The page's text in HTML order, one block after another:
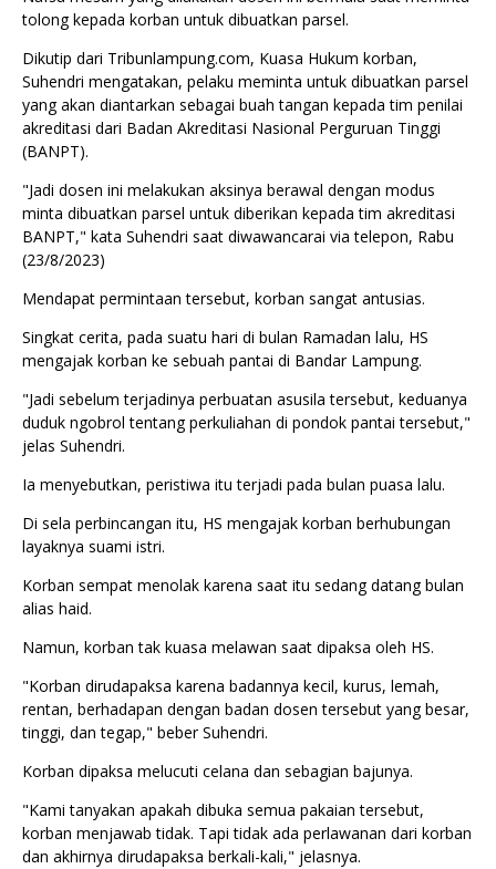
tolong kepada korban untuk dibuatkan parsel.
Dikutip dari Tribunlampung.com, Kuasa Hukum korban,
Suhendri mengatakan, pelaku meminta untuk dibuatkan parsel
yang akan diantarkan sebagai buah tangan kepada tim penilai
akreditasi dari Badan Akreditasi Nasional Perguruan Tinggi
(BANPT).
"Jadi dosen ini melakukan aksinya berawal dengan modus
minta dibuatkan parsel untuk diberikan kepada tim akreditasi
BANPT," kata Suhendri saat diwawancarai via telepon, Rabu
(23/8/2023)
Mendapat permintaan tersebut, korban sangat antusias.
Singkat cerita, pada suatu hari di bulan Ramadan lalu, HS
mengajak korban ke sebuah pantai di Bandar Lampung.
"Jadi sebelum terjadinya perbuatan asusila tersebut, keduanya
duduk ngobrol tentang perkuliahan di pondok pantai tersebut,"
jelas Suhendri.
Ia menyebutkan, peristiwa itu terjadi pada bulan puasa lalu.
Di sela perbincangan itu, HS mengajak korban berhubungan
layaknya suami istri.
Korban sempat menolak karena saat itu sedang datang bulan
alias haid.
Namun, korban tak kuasa melawan saat dipaksa oleh HS.
"Korban dirudapaksa karena badannya kecil, kurus, lemah,
rentan, berhadapan dengan badan dosen tersebut yang besar,
tinggi, dan tegap," beber Suhendri.
Korban dipaksa melucuti celana dan sebagian bajunya.
"Kami tanyakan apakah dibuka semua pakaian tersebut,
korban menjawab tidak. Tapi tidak ada perlawanan dari korban
dan akhirnya dirudapaksa berkali-kali," jelasnya.